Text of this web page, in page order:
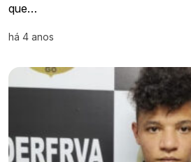
que…
há 4 anos